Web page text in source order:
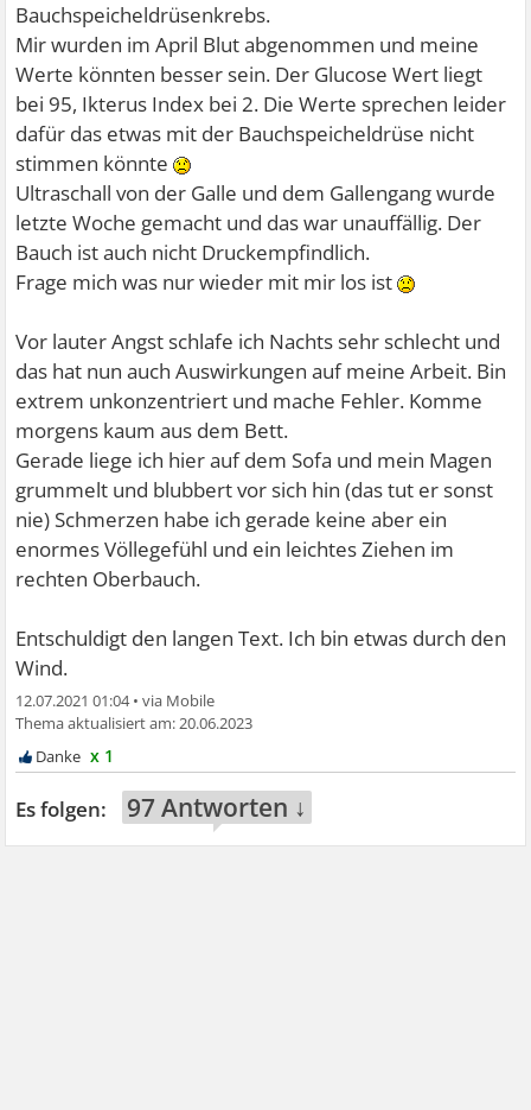
Bauchspeicheldrüsenkrebs.
Mir wurden im April Blut abgenommen und meine
Werte könnten besser sein. Der Glucose Wert liegt
bei 95, Ikterus Index bei 2. Die Werte sprechen leider
dafür das etwas mit der Bauchspeicheldrüse nicht
stimmen könnte
Ultraschall von der Galle und dem Gallengang wurde
letzte Woche gemacht und das war unauffällig. Der
Bauch ist auch nicht Druckempfindlich.
Frage mich was nur wieder mit mir los ist
Vor lauter Angst schlafe ich Nachts sehr schlecht und
das hat nun auch Auswirkungen auf meine Arbeit. Bin
extrem unkonzentriert und mache Fehler. Komme
morgens kaum aus dem Bett.
Gerade liege ich hier auf dem Sofa und mein Magen
grummelt und blubbert vor sich hin (das tut er sonst
nie) Schmerzen habe ich gerade keine aber ein
enormes Völlegefühl und ein leichtes Ziehen im
rechten Oberbauch.
Entschuldigt den langen Text. Ich bin etwas durch den
Wind.
12.07.2021 01:04•
20.06.2023
x 1
97 Antworten ↓